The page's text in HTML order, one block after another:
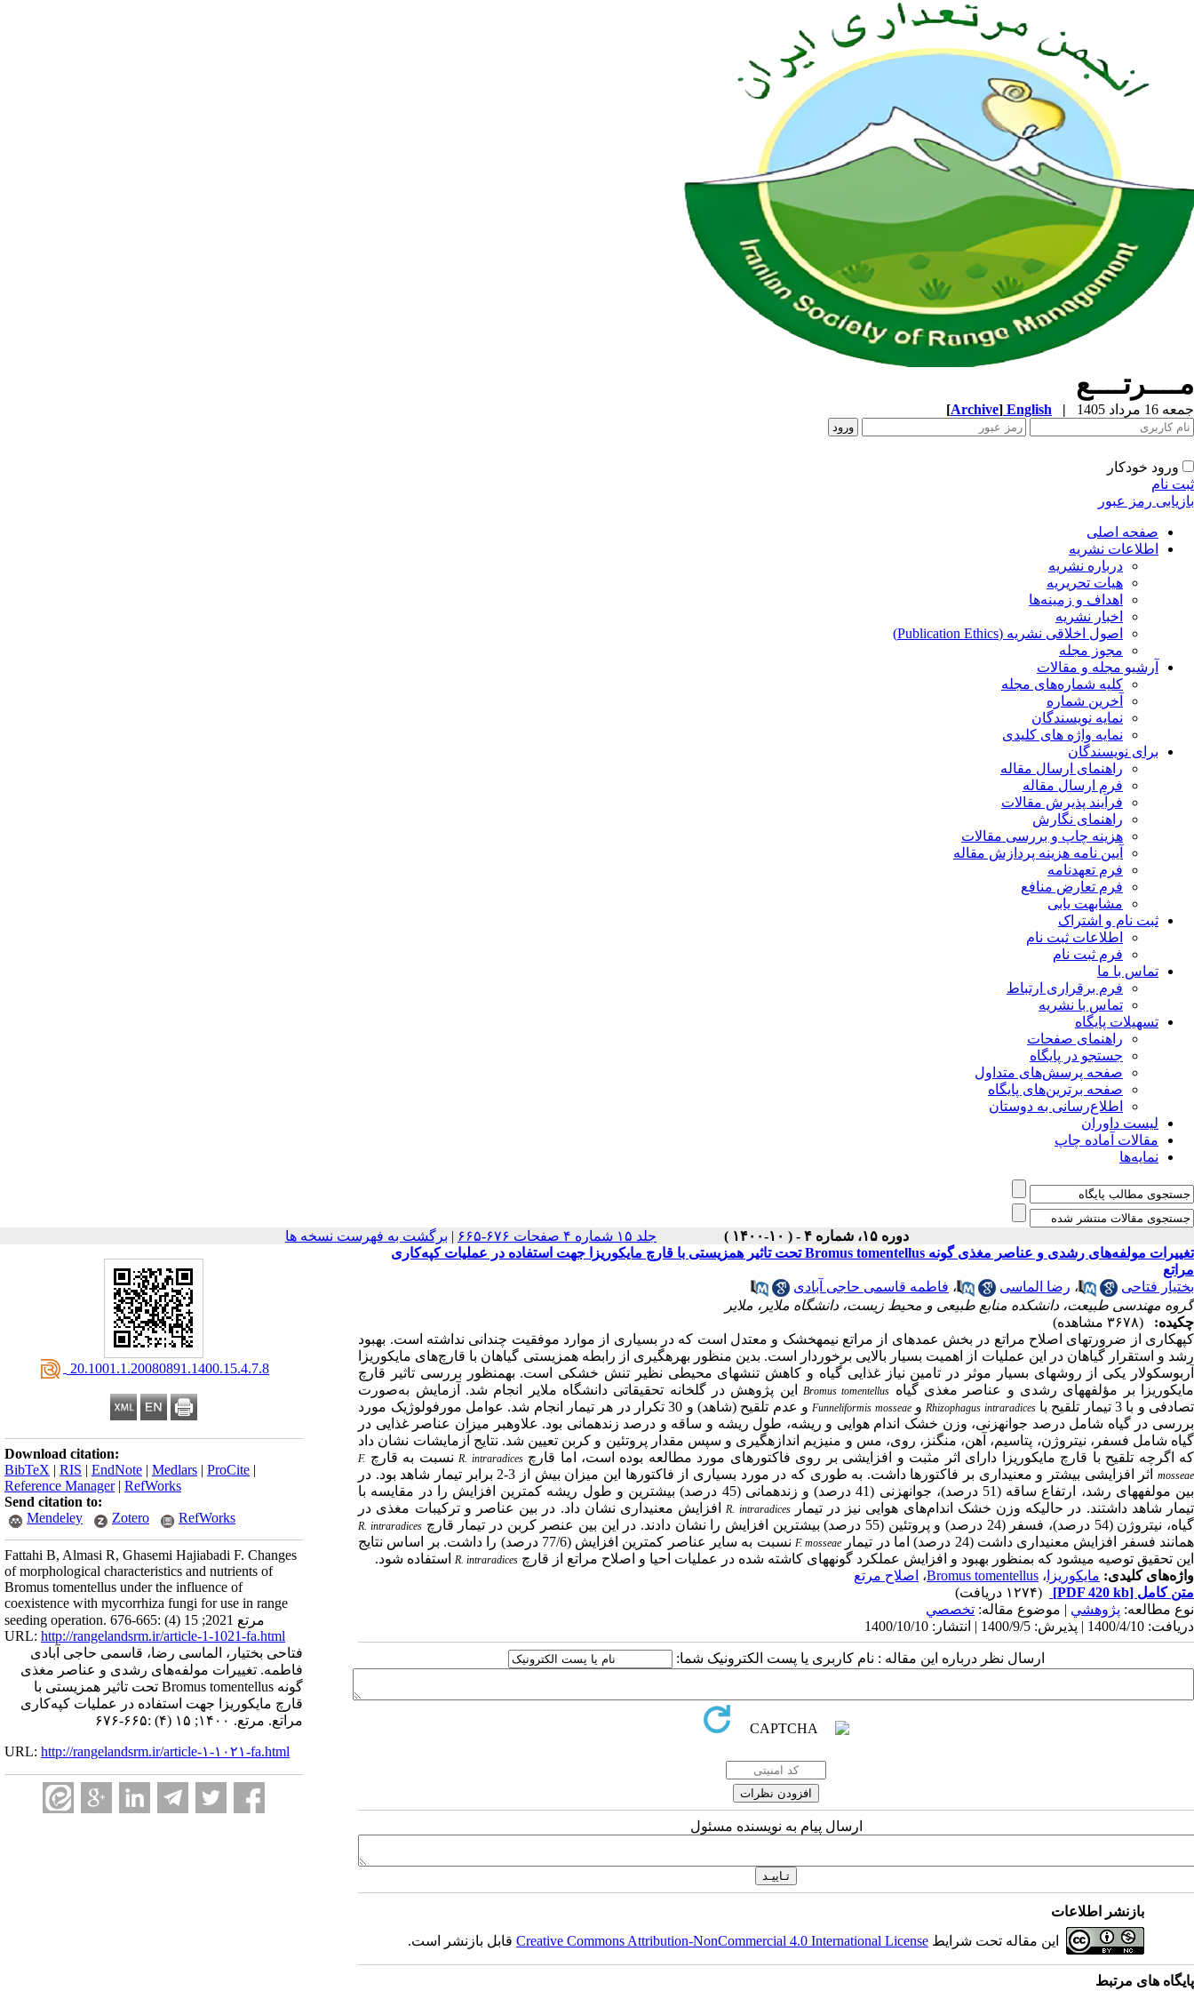
مــــرتــــع
جمعه 16 مرداد 1405 |
English
[Archive]
ورود خودکار
ثبت نام
بازیابی رمز عبور
صفحه اصلی
اطلاعات نشریه
درباره نشریه
هیات تحریریه
اهداف و زمینه‌ها
اخبار نشریه
اصول اخلاقی نشریه (Publication Ethics)
مجوز مجله
آرشیو مجله و مقالات
کلیه شماره‌های مجله
آخرین شماره
نمایه نویسندگان
نمایه واژه های کلیدی
برای نویسندگان
راهنمای ارسال مقاله
فرم ارسال مقاله
فرآیند پذیرش مقالات
راهنمای نگارش
هزینه چاپ و بررسی مقالات
آیین نامه هزینه پردازش مقاله
فرم تعهدنامه
فرم تعارض منافع
مشابهت یابی
ثبت نام و اشتراک
اطلاعات ثبت نام
فرم ثبت نام
تماس با ما
فرم برقراری ارتباط
تماس با نشریه
تسهیلات پایگاه
راهنمای صفحات
جستجو در پایگاه
صفحه پرسش‌های متداول
صفحه برترین‌های پایگاه
اطلاع‌رسانی به دوستان
لیست داوران
مقالات آماده چاپ
نمایه‌ها
دوره ۱۵، شماره ۴ - ( ۱۰-۱۴۰۰ ) جلد ۱۵ شماره ۴ صفحات ۶۷۶-۶۶۵ | برگشت به فهرست نسخه ها
‎ 20.1001.1.20080891.1400.15.4.7.8
Download citation:
BibTeX | RIS | EndNote | Medlars | ProCite |
Reference Manager| RefWorks
Send citation to:
Mendeley
Zotero RefWorks
Fattahi B, Almasi R, Ghasemi Hajiabadi F. Changes
of morphological characteristics and nutrients of
Bromus tomentellus under the influence of
coexistence with mycorrhiza fungi for use in range
seeding operation. مرتع 2021; 15 (4) :665-676
URL: http://rangelandsrm.ir/article-1-1021-fa.html
فتاحی بختیار، الماسی رضا، قاسمی حاجی آبادی
فاطمه. تغییرات مولفه‌های رشدی و عناصر مغذی
گونه Bromus tomentellus تحت تاثیر همزیستی با
قارچ مایکوریزا جهت استفاده در عملیات کپه‌کاری
مراتع. مرتع. ۱۴۰۰; ۱۵ (۴) :۶۶۵-۶۷۶
URL: http://rangelandsrm.ir/article-۱-۱۰۲۱-fa.html
تغییرات مولفه‌های رشدی و عناصر مغذی گونه Bromus tomentellus تحت تاثیر همزیستی با قارچ مایکوریزا جهت استفاده در عملیات کپه‌کاری
مراتع
بختیار فتاحی
، رضا الماسی ، فاطمه قاسمی حاجی آبادی
گروه مهندسی طبیعت، دانشکده منابع طبیعی و محیط زیست، دانشگاه ملایر، ملایر
چکیده:
(۳۶۷۸ مشاهده)
کپه­کاری از ضرورت­های اصلاح مراتع در بخش عمده­ای از مراتع نیمه­خشک و معتدل است که در بسیاری از موارد موفقیت چندانی نداشته است. بهبود
رشد و استقرار گیاهان در این عملیات از اهمیت بسیار بالایی برخوردار است. بدین منظور بهره­گیری از رابطه هم­زیستی گیاهان با قارچ‌های مایکوریزا
آربوسکولار یکی از روش­های بسیار موثر در تامین نیاز غذایی گیاه و کاهش تنش­های محیطی نظیر تنش خشکی است. به­منظور بررسی تاثیر قارچ
مایکوریزا بر مؤلفه­های رشدی و عناصر مغذی گیاه Bromus tomentellus
این پژوهش در گلخانه تحقیقاتی دانشگاه ملایر انجام شد. آزمایش به‌صورت
تصادفی و با 3 تیمار تلقیح با
Rhizophagus intraradices وFunneliformis mosseae
و عدم تلقیح (شاهد) و 30 تکرار در هر تیمار انجام شد. عوامل مورفولوژیک مورد
بررسی در گیاه شامل درصد جوانه­زنی، وزن خشک اندام هوایی و ریشه، طول ریشه و ساقه و درصد زنده­­مانی بود. علاوه­بر میزان عناصر غذایی در
گیاه شامل فسفر، نیتروژن، پتاسیم، آهن، منگنز، روی، مس و منیزیم اندازه­گیری و سپس مقدار پروتئین و کربن تعیین شد. نتایج آزمایشات نشان داد
که اگرچه تلقیح با قارچ مایکوریزا دارای اثر مثبت و افزایشی بر روی فاکتورهای مورد مطالعه بوده است، اما قارچR. intraradices نسبت به قارچ F.
mosseae
اثر افزایشی بیشتر و معنی­داری بر فاکتورها داشت. به طوری که در مورد بسیاری از فاکتورها این میزان بیش از 3-2 برابر تیمار شاهد بود. در
بین مولفه­های رشد، ارتفاع ساقه (51 درصد)، جوانه­زنی (41 درصد) و زنده­مانی (45 درصد) بیشترین و طول ریشه کمترین افزایش را در مقایسه با
تیمار شاهد داشتند. در حالیکه وزن خشک اندام‌های هوایی نیز در تیمارR. intraradices
افزایش معنی­داری نشان داد. در بین عناصر و ترکیبات مغذی در
گیاه، نیتروژن (54 درصد)، فسفر (24 درصد) و پروتئین (55 درصد) بیشترین افزایش را نشان دادند. در این بین عنصر کربن در تیمار قارچ
R. intraradices
همانند فسفر افزایش معنی­داری داشت (24 درصد) اما در تیمار F. mosseae
نسبت به سایر عناصر کمترین افزایش (77/6 درصد) را داشت. بر اساس نتایج
این تحقیق توصیه می­شود که بمنظور بهبود و افزایش عملکرد گونه­های کاشته شده در عملیات­ احیا و اصلاح مراتع از قارچ R. intraradices
استفاده شود.
واژه‌های کلیدی: مایکوریزا ، Bromus tomentellus، اصلاح مرتع
متن کامل [PDF 420 kb]
(۱۲۷۴ دریافت)
نوع مطالعه: پژوهشي | موضوع مقاله: تخصصي
دریافت: 1400/4/10 | پذیرش: 1400/9/5 | انتشار: 1400/10/10
ارسال نظر درباره این مقاله : نام کاربری یا پست الکترونیک شما:
ارسال پیام به نویسنده مسئول
بازنشر اطلاعات
این مقاله تحت شرایط Creative Commons Attribution-NonCommercial 4.0 International Licenseقابل بازنشر است.
پایگاه های مرتبط